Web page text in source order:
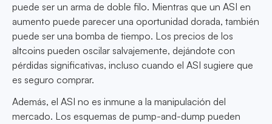
puede ser un arma de doble filo. Mientras que un ASI en
aumento puede parecer una oportunidad dorada, también
puede ser una bomba de tiempo. Los precios de los
altcoins pueden oscilar salvajemente, dejándote con
pérdidas significativas, incluso cuando el ASI sugiere que
es seguro comprar.
Además, el ASI no es inmune a la manipulación del
mercado. Los esquemas de pump-and-dump pueden